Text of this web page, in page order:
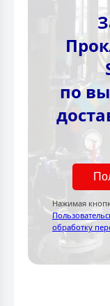
по
Нажимая
обработку